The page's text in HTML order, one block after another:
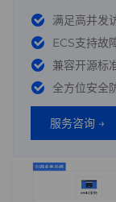
满足高并发
ECS支持故
兼容开源标
全方位安全
服务咨询 →